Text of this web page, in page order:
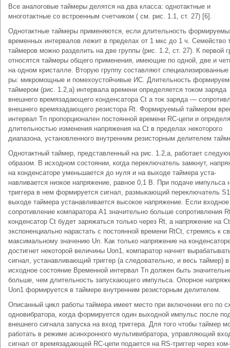
Все аналоговые таймеры делятся на два класса: однотактные и
многотактные со встроенным счетчиком ( см. рис. 1.1, ст. 27) [6].
Однотактные таймеры применяются, если длитель­ность
временных интервалов лежит в пределах от 1 мкс до 1 ч. Семейство
таймеров можно разделить на две группы (рис. 1.2, ст. 27). К первой
относятся таймеры общего применения, имеющие по одной, две и
на одном кристалле. Вторую группу составляют
ры: микромощные и помехоустойчивые ИС. Длитель­ность
таймером (рис. 1.2,а) интервала времени определяется током заряда
внешнего времязадающего конденсатора Сt а ток заряда —
внешнего времязадающего резистора Rt. Фор­мируемый таймером
интервал Тn пропор­ционален постоянной времени RC-цепи и
длительностью изменения напряжения на Ct в пределах некоторого
диапазона, установленного внутрен­ним резисторным делителем
Однотактный таймер, представленный на рис. 1.2,а, работает
образом. В исходном состоянии, когда переключатель замкнут,
на конден­саторе уменьшается до нуля и на выходе таймера уста­
навливается низкое напряжение, равное 0,1 В. При подаче импульса
триггера в нем формируется сигнал, размыкающий переключатель
выходе таймера устанавливается высокое напряжение. Если входное
сопротивление компаратора А1 значительно больше сопротивления
конденсатор Сt будет заря­жаться только через Rt, а напряжение на
экспоненциально нарастать с постоянной времени RtCt, стремясь к
максимальному значению Un. Как только напряжение на
достигнет не­которой величины Uоп1, компаратор начнет
сигнал, устанавливающий триггер (а следователь­но, и весь таймер) в
исходное состояние Временной интервал Тn должен быть
больше, чем длительность запускающего импульса. Опорное
Uon1 формируется в таймере внутренним резисторным делителем.
Описанный цикл работы таймера имеет место при включении его по
одновибратора, когда форми­руется один выходной импульс после
внешнего сигнала запуска на вход триггера. Для того чтобы таймер
работать в режиме асинхронного мульти­вибратора, управляющий
сигнал от времязадающей RC-цепи подается на RS-триггер через ком­